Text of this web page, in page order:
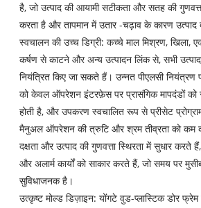
है, जो उत्पाद की आयामी सटीकता और सतह की
करता है और तापमान में उतार -चढ़ाव के कारण
स्वचालन की उच्च डिग्री: कच्चे माल मिश्रण,
कर्षण से काटने और अन्य उत्पादन लिंक से, सभी
नियंत्रित किए जा सकते हैं। उन्नत पीएलसी
को केवल ऑपरेशन इंटरफ़ेस पर प्रासंगिक मापदंडों
होती है, और उपकरण स्वचालित रूप से प्रीसेट
मैनुअल ऑपरेशन की त्रुटि और श्रम तीव्रता को कम
दक्षता और उत्पाद की गुणवत्ता स्थिरता में सुधार करते
और अलार्म कार्यों को साकार करते हैं, जो समय पर
सुविधाजनक है।
उत्कृष्ट मोल्ड डिज़ाइन: योंगटे वुड-प्लास्टिक डोर